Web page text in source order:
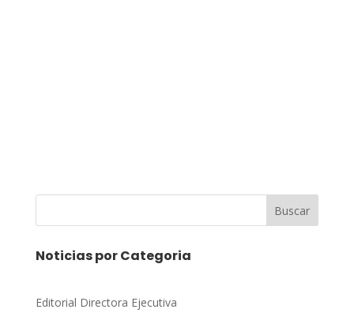
Buscar
Noticias por Categoria
Editorial Directora Ejecutiva